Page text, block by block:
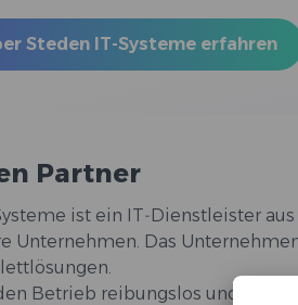
Steden IT-Systeme erfahren
Partner
ist ein IT‑Dienstleister
Unternehmen. Das
Betrieb reibungslos und